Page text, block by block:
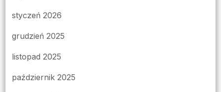
styczeń 2026
grudzień 2025
listopad 2025
październik 2025